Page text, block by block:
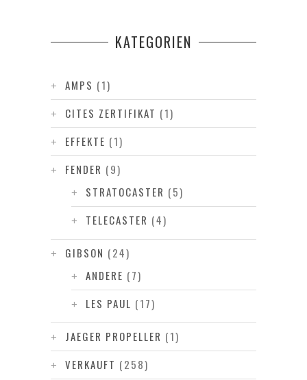
KATEGORIEN
AMPS (1)
CITES ZERTIFIKAT (1)
EFFEKTE (1)
FENDER (9)
STRATOCASTER (5)
TELECASTER (4)
GIBSON (24)
ANDERE (7)
LES PAUL (17)
JAEGER PROPELLER (1)
VERKAUFT (258)